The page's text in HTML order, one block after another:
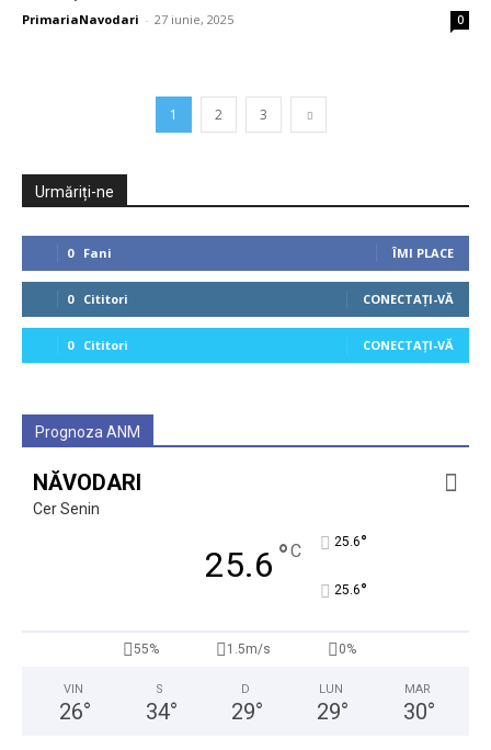
PrimariaNavodari - 27 iunie, 2025 0
1 2 3
Urmăriți-ne
0 Fani ÎMI PLACE
0 Cititori CONECTAȚI-VĂ
0 Cititori CONECTAȚI-VĂ
Prognoza ANM
NĂVODARI
Cer Senin
25.6 °C 25.6°
25.6°
55% 1.5m/s 0%
VIN
26°
S
34°
D
29°
LUN
29°
MAR
30°